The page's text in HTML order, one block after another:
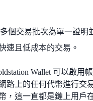
個交易批次為單一證明
速且低成本的交易。
Wallet 可以啟用
路上的任何代幣進行交
，這一直都是鏈上用戶